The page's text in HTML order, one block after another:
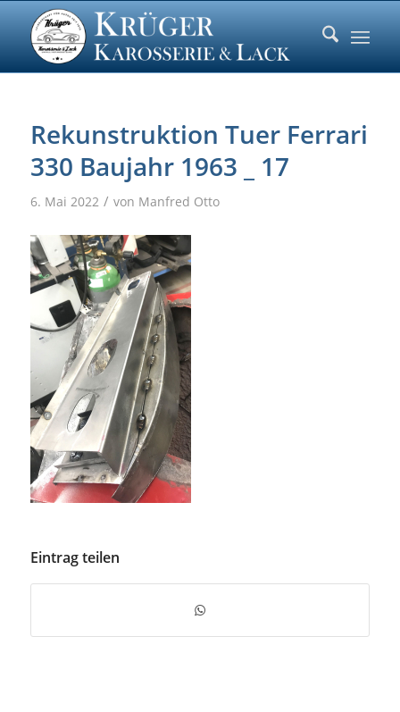
Rekunstruktion Tuer Ferrari
330 Baujahr 1963 _ 17
6. Mai 2022 / von Manfred Otto
Eintrag teilen